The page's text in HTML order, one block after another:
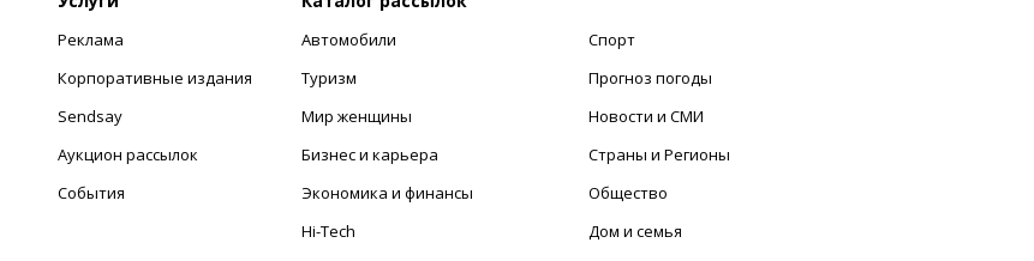
Реклама
Корпоративные издания
Sendsay
Аукцион рассылок
События
Автомобили
Туризм
Мир женщины
Бизнес и карьера
Экономика и финансы
Hi-Tech
Спорт
Прогноз погоды
Новости и СМИ
Страны и Регионы
Общество
Дом и семья